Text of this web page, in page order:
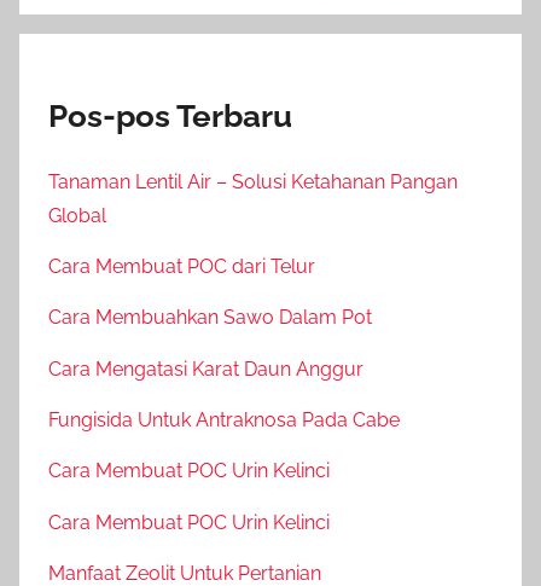
Pos-pos Terbaru
Tanaman Lentil Air – Solusi Ketahanan Pangan
Global
Cara Membuat POC dari Telur
Cara Membuahkan Sawo Dalam Pot
Cara Mengatasi Karat Daun Anggur
Fungisida Untuk Antraknosa Pada Cabe
Cara Membuat POC Urin Kelinci
Cara Membuat POC Urin Kelinci
Manfaat Zeolit Untuk Pertanian